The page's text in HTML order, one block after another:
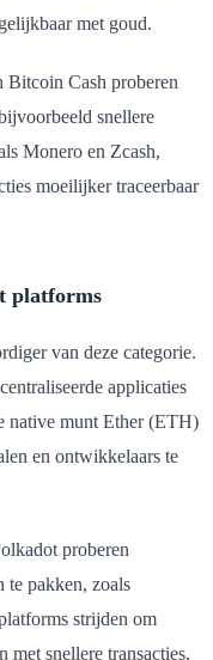
met goud.
Bitcoin Cash proberen
snellere
Monero en Zcash,
moeilijker traceerbaar
platforms
van deze categorie.
applicaties
native munt Ether (ETH)
en ontwikkelaars te
proberen
te pakken, zoals
strijden om
met snellere transacties,